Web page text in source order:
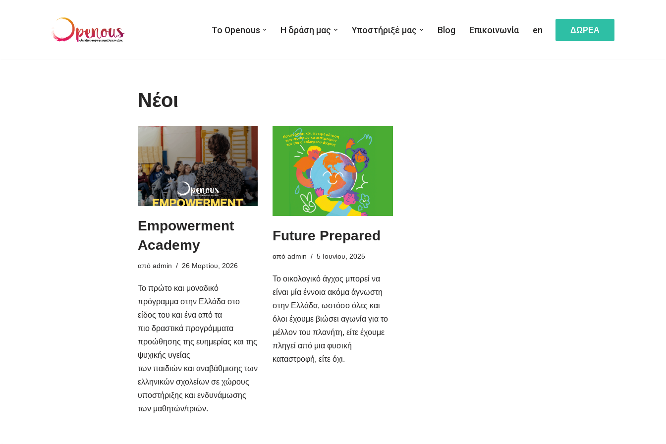
Μεταπηδήστε
Το Openous Η δράση μας Υποστήριξέ μας Blog Επικοινωνία en ΔΩΡΕΑ
Νέοι
Empowerment
Academy
από admin 26 Μαρτίου, 2026
Το πρώτο και μοναδικό
πρόγραμμα στην Ελλάδα στο
είδος του και ένα από τα
πιο δραστικά προγράμματα
προώθησης της ευημερίας και της
ψυχικής υγείας
των παιδιών και αναβάθμισης των
ελληνικών σχολείων σε χώρους
υποστήριξης και ενδυνάμωσης
των μαθητών/τριών.
Future Prepared
απόadmin 5 Ιουνίου, 2025
Το οικολογικό άγχος μπορεί να
είναι μία έννοια ακόμα άγνωστη
στην Ελλάδα, ωστόσο όλες και
όλοι έχουμε βιώσει αγωνία για το
μέλλον του πλανήτη, είτε έχουμε
πληγεί από μια φυσική
καταστροφή, είτε όχι.